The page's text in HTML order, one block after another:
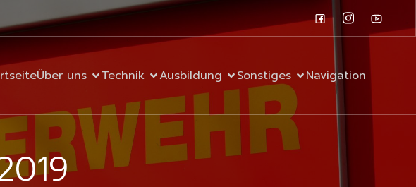
Über uns Technik Ausbildung Sonstiges Navigation